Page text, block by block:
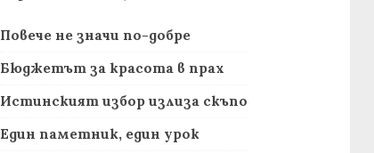
Повече не значи по-добре
Бюджетът за красота в прах
Истинският избор излиза скъпо
Един паметник, един урок